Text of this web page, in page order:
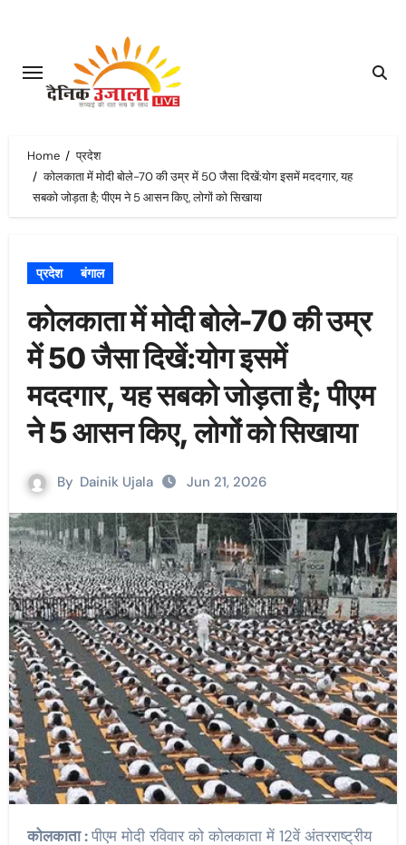
content
Home
प्रदेश
कोलकाता में मोदी बोले-70 की उम्र में 50 जैसा दिखें:योग इसमें मददगार, यह
सबको जोड़ता है; पीएम ने 5 आसन किए, लोगों को सिखाया
प्रदेश बंगाल
कोलकाता में मोदी बोले-70 की उम्र
में 50 जैसा दिखें:योग इसमें
मददगार, यह सबको जोड़ता है; पीएम
ने 5 आसन किए, लोगों को सिखाया
By Dainik Ujala Jun 21, 2026
कोलकाता :पीएम मोदी रविवार को कोलकाता में 12वें अंतरराष्ट्रीय